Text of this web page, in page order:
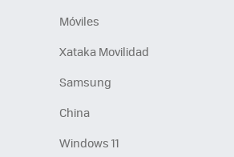
Móviles
Xataka Movilidad
Samsung
China
Windows 11